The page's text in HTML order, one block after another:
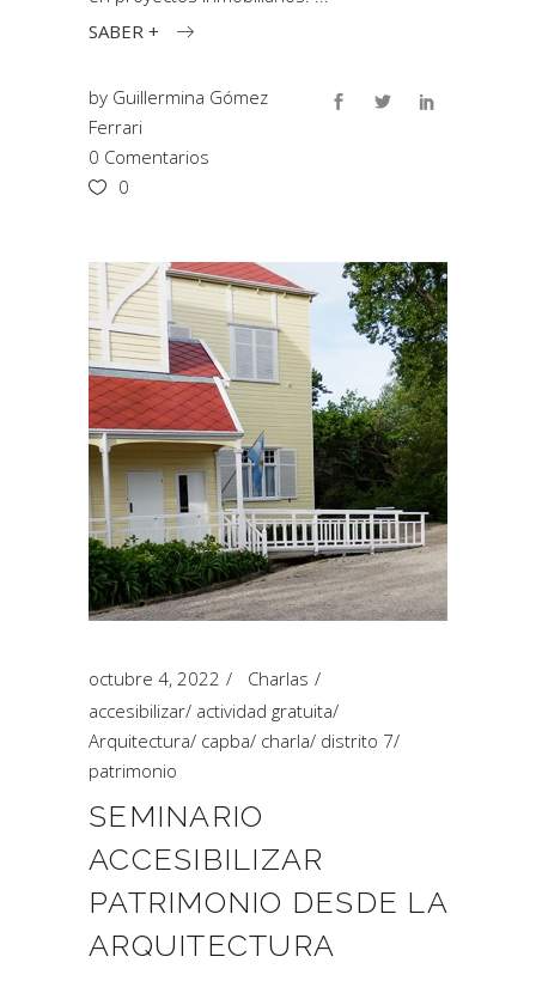
SABER +
by Guillermina Gómez
Ferrari
0 Comentarios
0
octubre 4, 2022
Charlas
accesibilizar/ actividad gratuita/
Arquitectura/ capba/ charla/ distrito 7/
patrimonio
SEMINARIO
ACCESIBILIZAR
PATRIMONIO DESDE LA
ARQUITECTURA